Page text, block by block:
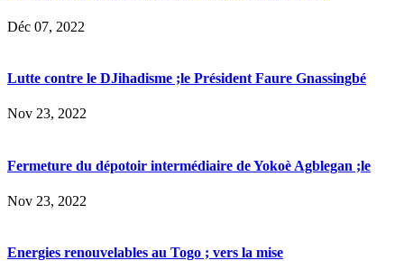
Déc 07, 2022
Lutte contre le DJihadisme ;le Président Faure Gnassingbé
Nov 23, 2022
Fermeture du dépotoir intermédiaire de Yokoè Agblegan ;le
Nov 23, 2022
Energies renouvelables au Togo ; vers la mise